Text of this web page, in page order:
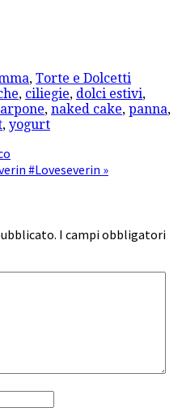
, Torte e Dolcetti
, ciliegie, dolci estivi,
, naked cake, panna,
, yogurt
#Loveseverin »
I campi obbligatori